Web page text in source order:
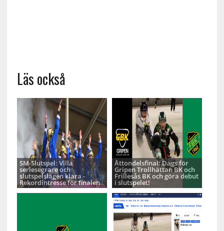
Läs också
SM-Slutspel: Villa
seriesegrare och
slutspelslagen klara -
Rekordintresse för finalen
Åttondelsfinal: Dags för
Gripen Trollhättan BK och
Frillesås BK och göra debut
i slutspelet!